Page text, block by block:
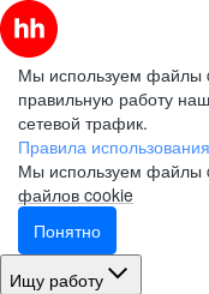
Мы используем файлы
правильную работу
сетевой трафик.
Правила
Мы используем файлы
файлов cookie
Понятно
Ищу работу